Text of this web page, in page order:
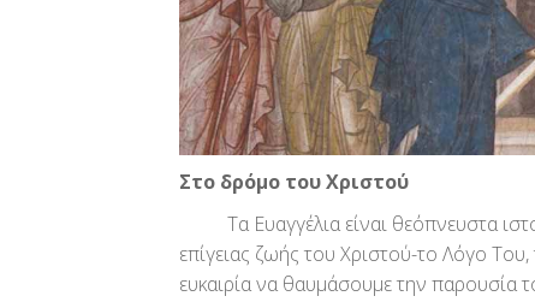
Στο δρόμο του Χριστού
Τα Ευαγγέλια είναι θεόπνευστα
επίγειας ζωής του Χριστού-το Λόγο
ευκαιρία να θαυμάσουμε την